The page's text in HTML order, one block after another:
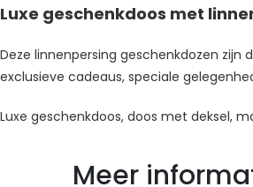
Luxe geschenkdoos met
Deze linnenpersing geschenkdozen
exclusieve cadeaus, speciale
Luxe geschenkdoos, doos met deksel,
Meer